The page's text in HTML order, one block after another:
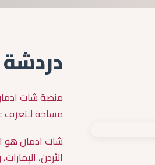
منصة شات
مساحة للتعرف
شات ادمان هو
الأردن،